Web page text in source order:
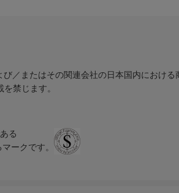
／またはその関連会社の日本国内における
禁じます。
る
ークです。